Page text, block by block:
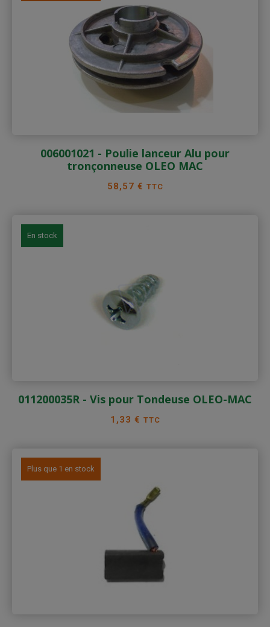
006001021 - Poulie lanceur Alu pour
tronçonneuse OLEO MAC
Prix
58,57 € TTC
En stock
011200035R - Vis pour Tondeuse OLEO-MAC
Prix
1,33 € TTC
Plus que 1 en stock